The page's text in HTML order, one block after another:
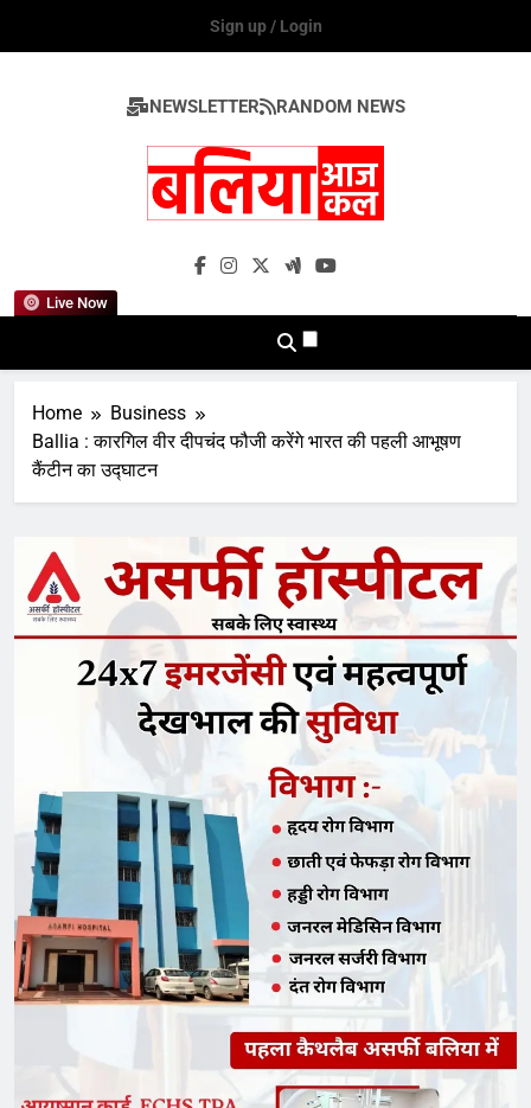
Sign up / Login
NEWSLETTER RANDOM NEWS
Live Now
Ballia Aaj Kal
Home
Business
Ballia : कारगिल वीर दीपचंद फौजी करेंगे भारत की पहली आभूषण
कैंटीन का उद्घाटन